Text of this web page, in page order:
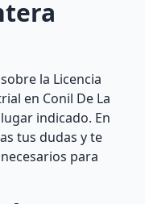
la Licencia
en Conil De La
indicado. En
tus dudas y te
para